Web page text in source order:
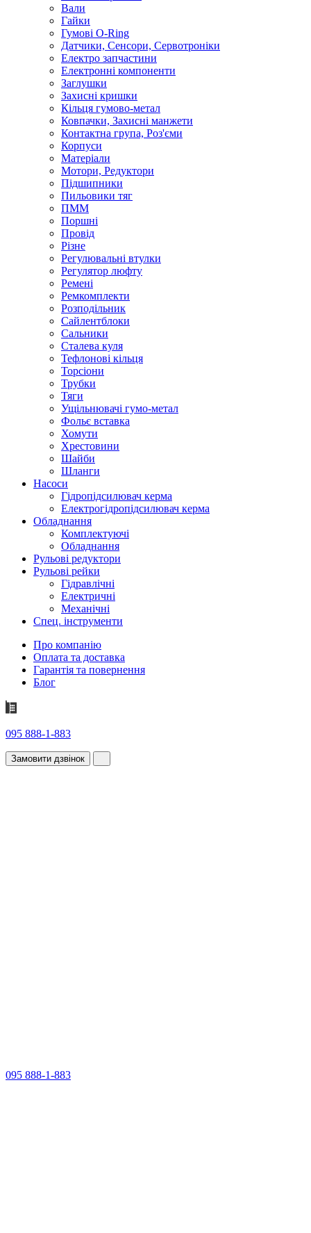
Вали
Гайки
Гумові O-Ring
Датчики, Сенсори, Сервотроніки
Електро запчастини
Електронні компоненти
Заглушки
Захисні кришки
Кільця гумово-метал
Ковпачки, Захисні манжети
Контактна група, Роз'єми
Корпуси
Матеріали
Мотори, Редуктори
Підшипники
Пильовики тяг
ПММ
Поршні
Провід
Різне
Регулювальні втулки
Регулятор люфту
Ремені
Ремкомплекти
Розподільник
Сайлентблоки
Сальники
Сталева куля
Тефлонові кільця
Торсіони
Трубки
Тяги
Ущільнювачі гумо-метал
Фольє вставка
Хомути
Хрестовини
Шайби
Шланги
Насоси
Гідропідсилювач керма
Електрогідропідсилювач керма
Обладнання
Комплектуючі
Обладнання
Рульові редуктори
Рульові рейки
Гідравлічні
Електричні
Механічні
Спец. інструменти
Про компанію
Оплата та доставка
Гарантія та повернення
Блог
095 888-1-883
Замовити дзвінок
095 888-1-883